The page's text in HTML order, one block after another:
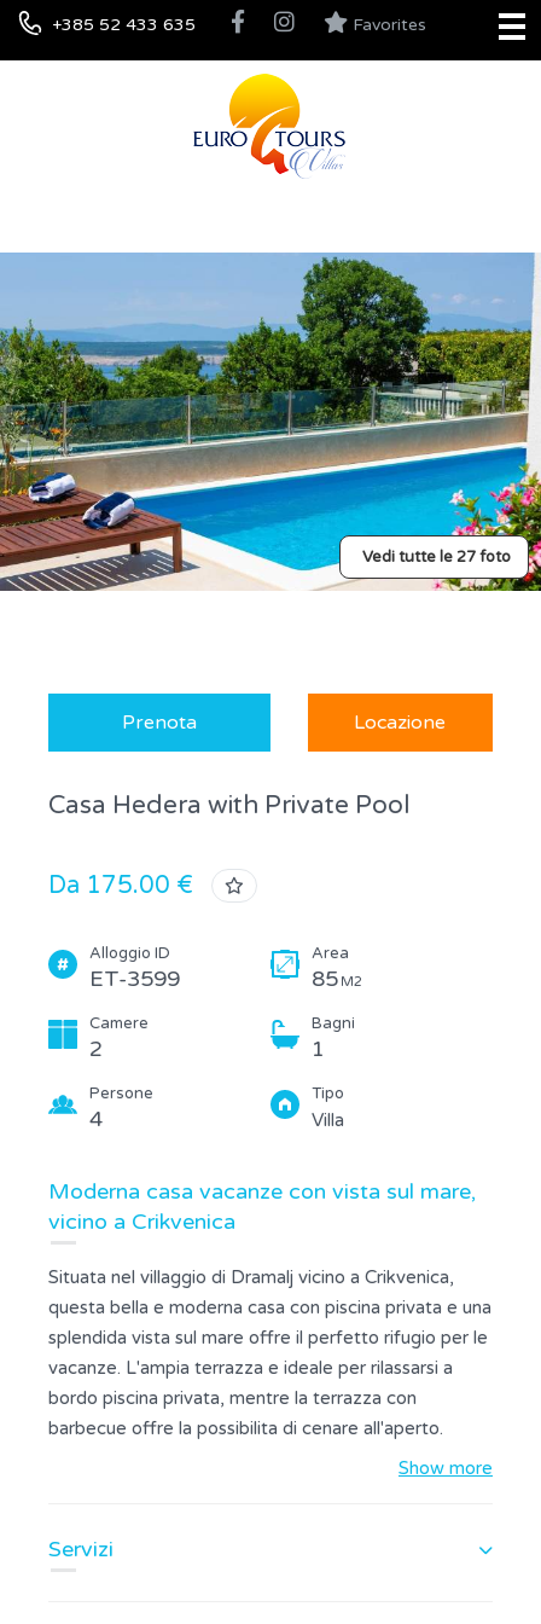
+385 52 433 635 Favorites
Vedi tutte le 27 foto
Prenota Locazione
Casa Hedera with Private Pool
Da 175.00 €
Alloggio ID
ET-3599
Area
85 M2
Camere
2
Bagni
1
Persone
4
Tipo
Villa
Moderna casa vacanze con vista sul mare,
vicino a Crikvenica
Situata nel villaggio di Dramalj vicino a Crikvenica,
questa bella e moderna casa con piscina privata e una
splendida vista sul mare offre il perfetto rifugio per le
vacanze. L'ampia terrazza e ideale per rilassarsi a
bordo piscina privata, mentre la terrazza con
barbecue offre la possibilita di cenare all'aperto.
La casa dispone di due comode camere da letto, una
spazio spazioso e luminoso. Modernamente arredata
con attenzione ai dettagli, questa casa offre tutto il
Show more
Servizi